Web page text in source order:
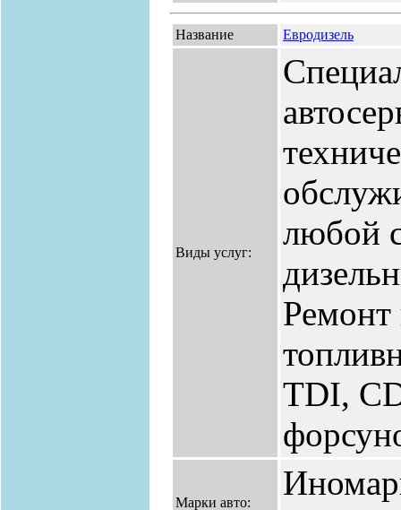
Название Евродизель
Виды услуг:
любой
Ремонт
TDI,
Марки авто: